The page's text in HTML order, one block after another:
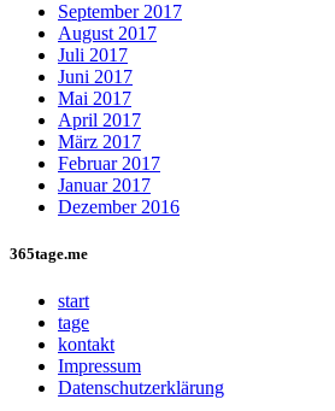
September 2017
August 2017
Juli 2017
Juni 2017
Mai 2017
April 2017
März 2017
Februar 2017
Januar 2017
Dezember 2016
365tage.me
start
tage
kontakt
Impressum
Datenschutzerklärung